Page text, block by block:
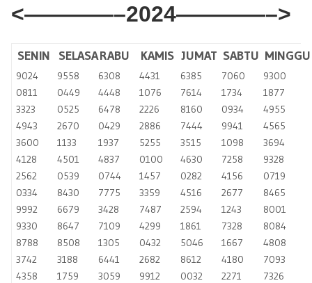
<————–2024————–>
SENIN SELASARABU KAMIS JUMAT SABTU MINGGU
9024 9558 6308 4431 6385 7060
9300
0811
0449 4448 1076 7614 1734
1877
3323
0525 6478 2226 8160 0934
4955
4943
2670 0429 2886 7444 9941
4565
3600
1133 1937 5255 3515 1098
3694
4128
4501 4837 0100 4630 7258
9328
2562
0539 0744 1457 0282 4156
0719
0334
8430 7775 3359 4516 2677
8465
9992
6679 3428 7487 2594 1243
8001
9330
8647 7109 4299 1861 7328
8084
8788
8508 1305 0432 5046 1667
4808
3742
3188 6441 2682 8612 4180
7093
4358
1759 3059 9912 0032 2271
7326